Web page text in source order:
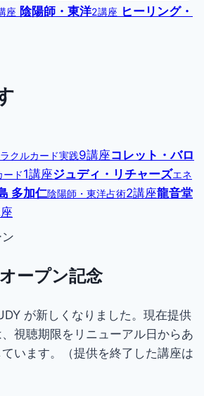
座 陰陽師・東洋2講座 ヒーリング・
クルカード実践9講座コレット・バロ
ード1講座ジュディ・リチャーズエネ
多加仁陰陽師・東洋占術2講座龍音堂
ープン記念
が新しくなりました。現在提供
視聴期限をリニューアル日からあ
います。（提供を終了した講座は